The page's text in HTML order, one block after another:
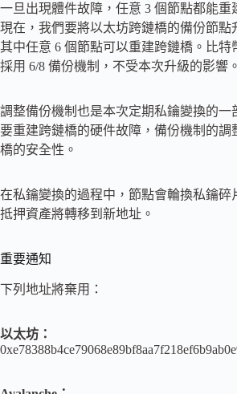
一旦出現體件故障，任意 3 個節點都能重
現在，我們要將以太坊跨鏈橋的備份節點
其中任意 6 個節點可以重建跨鏈橋。比特
採用 6/8 備份機制，不受本次升級的影響。
調整備份機制也是本次定期私鑰變換的一
要重建跨鏈橋的硬件故障，備份機制的調
橋的安全性。
在私鑰變換的過程中，節點會輪換私鑰碎
抵押資產將轉移到新地址。
重要通知
下列地址將棄用：
以太坊：